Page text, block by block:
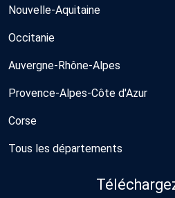
Nouvelle-Aquitaine
Occitanie
Auvergne-Rhône-Alpes
Provence-Alpes-Côte d'Azur
Corse
Tous les départements